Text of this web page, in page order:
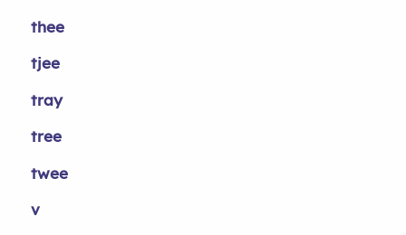
thee
tjee
tray
tree
twee
v